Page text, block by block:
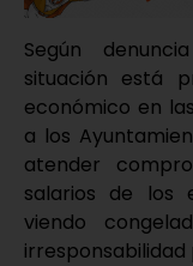
Según
situación está
económico en
a los
atender
salarios de los
viendo
irresponsabilidad